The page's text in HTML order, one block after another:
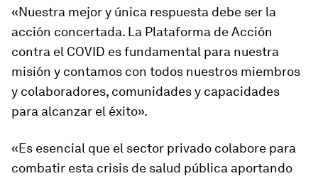
«Nuestra mejor y única respuesta debe ser la
acción concertada. La Plataforma de Acción
contra el COVID es fundamental para nuestra
misión y contamos con todos nuestros miembros
y colaboradores, comunidades y capacidades
para alcanzar el éxito».
«Es esencial que el sector privado colabore para
combatir esta crisis de salud pública aportando